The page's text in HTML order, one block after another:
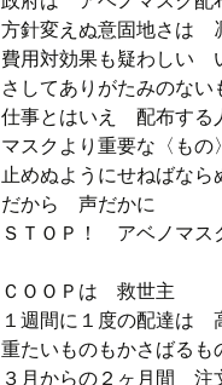
方針変えぬ意固地さは
費用対効果も疑わしい
さしてありがたみのない
仕事とはいえ 配布する
マスクより重要な〈も
止めぬようにせねばなら
だから 声だかに
ＳＴＯＰ！ アベノマス
ＣＯＯＰは 救世主
１週間に１度の配達は
重たいものもかさばる
３月からの２ヶ月間 注